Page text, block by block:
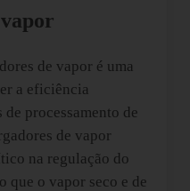
de vapor é uma
a eficiência
processamento de
de vapor
na regulação do
que o vapor seco e de